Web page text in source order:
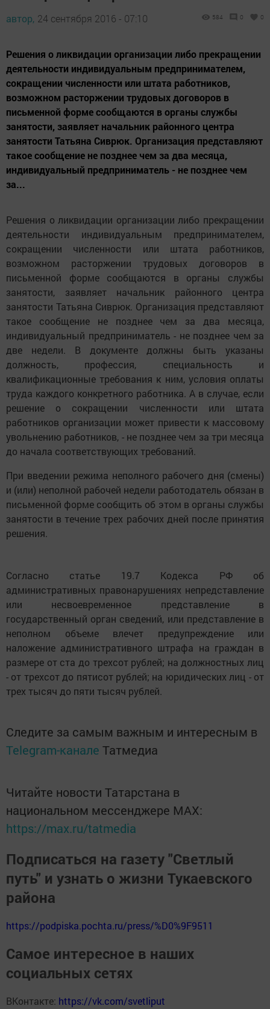
автор, 24 сентября 2016 - 07:10 584 0 0
Решения о ликвидации организации либо прекращении
деятельности индивидуальным предпринимателем,
сокращении численности или штата работников,
возможном расторжении трудовых договоров в
письменной форме сообщаются в органы службы
занятости, заявляет начальник районного центра
занятости Татьяна Сиврюк. Организация представляют
такое сообщение не позднее чем за два месяца,
индивидуальный предприниматель - не позднее чем
за...
Решения о ликвидации организации либо прекращении
деятельности индивидуальным предпринимателем,
сокращении численности или штата работников,
возможном расторжении трудовых договоров в
письменной форме сообщаются в органы службы
занятости, заявляет начальник районного центра
занятости Татьяна Сиврюк. Организация представляют
такое сообщение не позднее чем за два месяца,
индивидуальный предприниматель - не позднее чем за
две недели. В документе должны быть указаны
должность, профессия, специальность и
квалификационные требования к ним, условия оплаты
труда каждого конкретного работника. А в случае, если
решение о сокращении численности или штата
работников организации может привести к массовому
увольнению работников, - не позднее чем за три месяца
до начала соответствующих требований.
При введении режима неполного рабочего дня (смены)
и (или) неполной рабочей недели работодатель обязан в
письменной форме сообщить об этом в органы службы
занятости в течение трех рабочих дней после принятия
решения.
Согласно статье 19.7 Кодекса РФ об
административных правонарушениях непредставление
или несвоевременное представление в
государственный орган сведений, или представление в
неполном объеме влечет предупреждение или
наложение административного штрафа на граждан в
размере от ста до трехсот рублей; на должностных лиц
- от трехсот до пятисот рублей; на юридических лиц - от
трех тысяч до пяти тысяч рублей.
Следите за самым важным и интересным в
Telegram-канале Татмедиа
Читайте новости Татарстана в
национальном мессенджере MАХ:
https://max.ru/tatmedia
Подписаться на газету "Светлый
путь" и узнать о жизни Тукаевского
района
https://podpiska.pochta.ru/press/%D0%9F9511
Самое интересное в наших
социальных сетях
ВКонтакте: https://vk.com/svetliput